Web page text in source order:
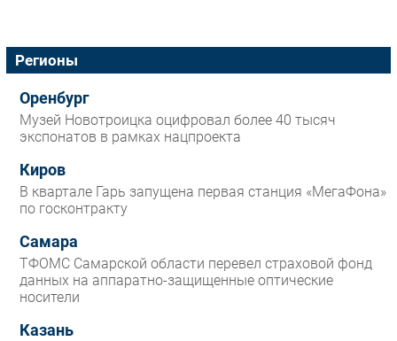
Регионы
Оренбург
Музей Новотроицка оцифровал более 40 тысяч
экспонатов в рамках нацпроекта
Киров
В квартале Гарь запущена первая станция «МегаФона»
по госконтракту
Самара
ТФОМС Самарской области перевел страховой фонд
данных на аппаратно-защищенные оптические
носители
Казань